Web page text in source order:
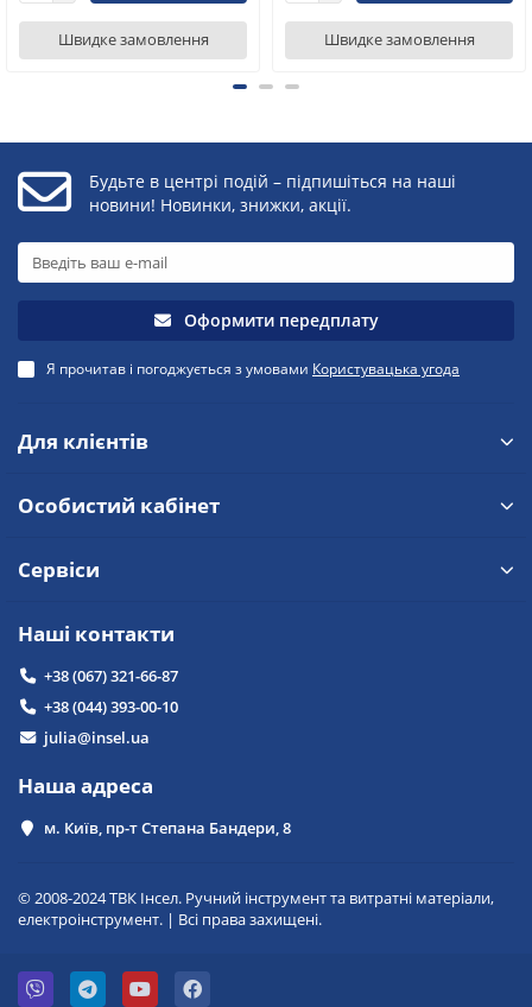
Швидке замовлення Швидке замовлення
Будьте в центрі подій – підпишіться на наші
новини! Новинки, знижки, акції.
Оформити передплату
Я прочитав і погоджується з умовами Користувацька угода
Для клієнтів
Особистий кабінет
Сервіси
Наші контакти
+38 (067) 321-66-87
+38 (044) 393-00-10
julia@insel.ua
Наша адреса
м. Київ, пр-т Степана Бандери, 8
© 2008-2024 ТВК Інсел. Ручний інструмент та витратні матеріали,
електроінструмент. | Всі права захищені.